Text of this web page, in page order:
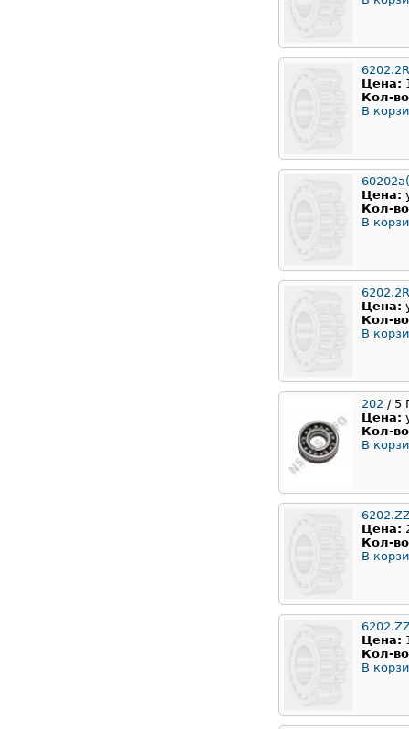
Цена:
Кол-
В
Цена:
Кол-
В
Цена:
Кол-
В
202 / 5
Цена:
Кол-
В
Цена:
Кол-
В
Цена:
Кол-
В